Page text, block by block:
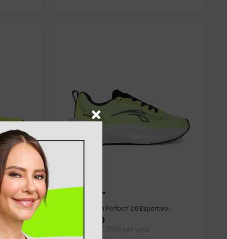
Tênis Kolosh Perform 2.0 Esportivo
Feminino Verde
90
R$ 29,99 sem juros